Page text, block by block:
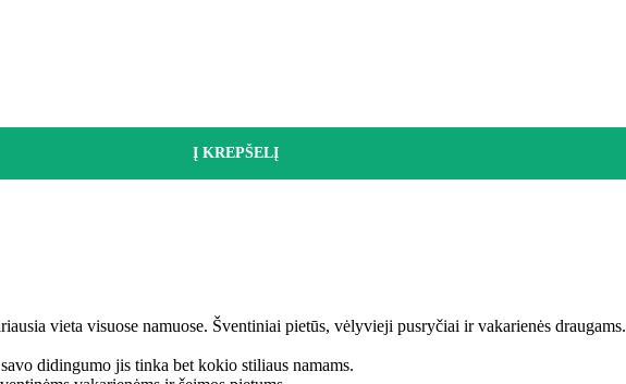
Į KREPŠELĮ
vieta visuose namuose. Šventiniai pietūs, vėlyvieji pusryčiai ir vakarienės draugams.
didingumo jis tinka bet kokio stiliaus namams.